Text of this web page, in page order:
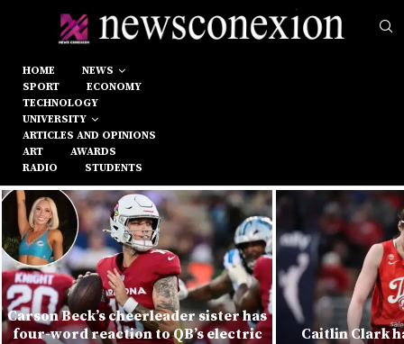
HOME
NEWS
SPORT
ECONOMY
TECHNOLOGY
UNIVERSITY
ARTICLES AND OPINIONS
ART
AWARDS
RADIO
STUDENTS
Carson Beck’s cheerleader sister has
four-word reaction to QB’s electric
Caitlin Clark